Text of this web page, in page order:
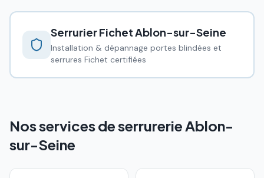
Serrurier FichetAblon-sur-Seine
Installation & dépannage portes blindées et
serrures Fichet certifiées
Nos services de serrurerie Ablon-
sur-Seine